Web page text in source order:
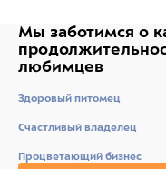
Состав
Ингредиенты: Вода,
кислота,
ментиллактат,
Мы заботимся о
любимцев
Здоровый питомец
Счастливый владелец
Процветающий бизнес